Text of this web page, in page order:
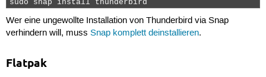
sudo snap install thunderbird
Wer eine ungewollte Installation von Thunderbird via Snap
verhindern will, muss Snap komplett deinstallieren.
Flatpak